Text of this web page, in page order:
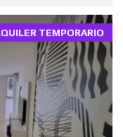
TEMPORARIO